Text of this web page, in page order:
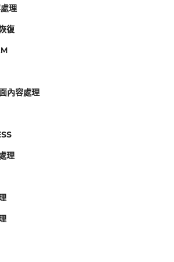
理
復
內容處理
理